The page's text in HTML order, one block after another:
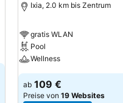
Ixia, 2.0 km bis Zentrum
gratis WLAN
Pool
Wellness
ab 109 €
Preise von 19 Websites